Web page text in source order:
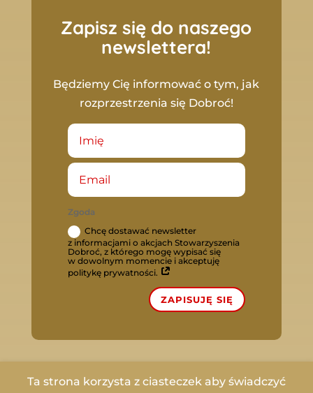
Zapisz się do naszego
newslettera!
Będziemy Cię informować o tym, jak
rozprzestrzenia się Dobroć!
Zgoda
Chcę dostawać newsletter
z informacjami o akcjach Stowarzyszenia
Dobroć, z którego mogę wypisać się
w dowolnym momencie i akceptuję
politykę prywatności.
ZAPISUJĘ SIĘ
Ta strona korzysta z ciasteczek aby świadczyć